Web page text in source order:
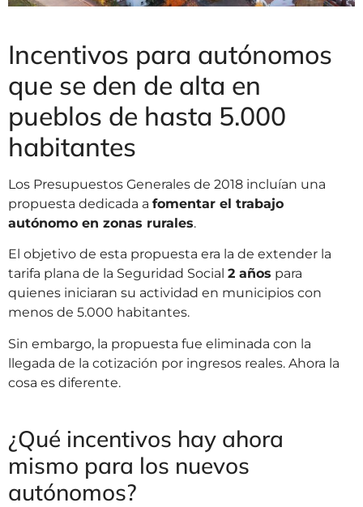
Incentivos para autónomos
que se den de alta en
pueblos de hasta 5.000
habitantes
Los Presupuestos Generales de 2018 incluían una
propuesta dedicada a fomentar el trabajo
autónomo en zonas rurales.
El objetivo de esta propuesta era la de extender la
tarifa plana de la Seguridad Social 2 años para
quienes iniciaran su actividad en municipios con
menos de 5.000 habitantes.
Sin embargo, la propuesta fue eliminada con la
llegada de la cotización por ingresos reales. Ahora la
cosa es diferente.
¿Qué incentivos hay ahora
mismo para los nuevos
autónomos?